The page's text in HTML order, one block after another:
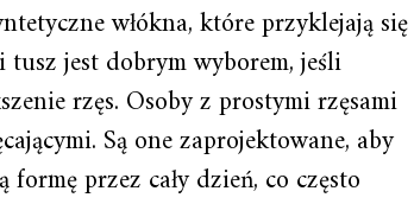
włókna, które przyklejają się
jest dobrym wyborem, jeśli
rzęs. Osoby z prostymi rzęsami
Są one zaprojektowane, aby
przez cały dzień, co często